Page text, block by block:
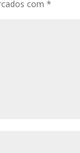
com *